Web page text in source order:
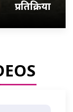
प्रतिक्रिया